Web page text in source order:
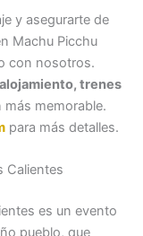
y asegurarte de
Machu Picchu
con nosotros.
trenes
más memorable.
para más detalles.
Calientes
es un evento
pueblo, que